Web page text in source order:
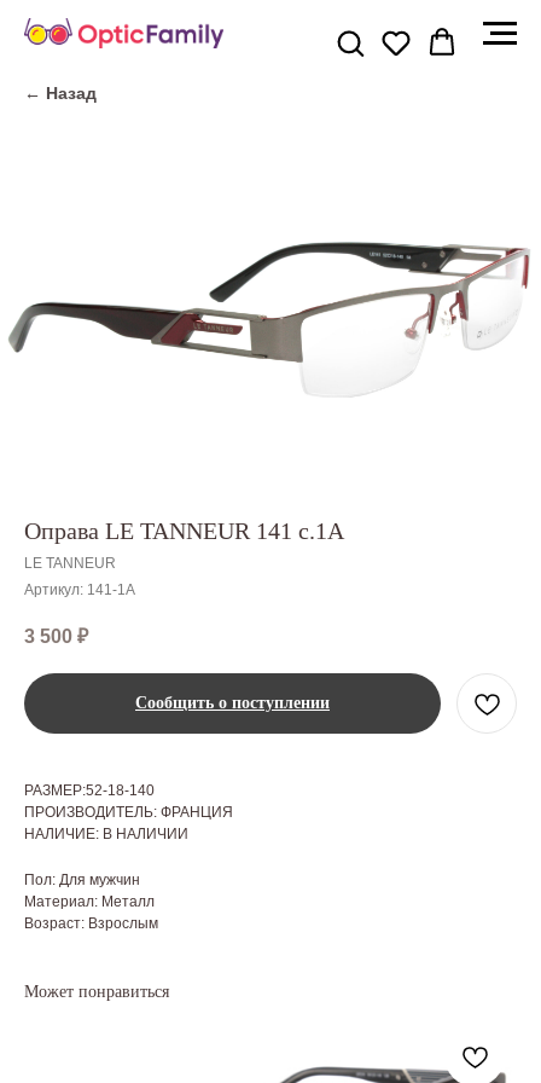
← Назад
Оправа LE TANNEUR 141 c.1A
LE TANNEUR
Артикул: 141-1A
3 500 ₽
Сообщить о поступлении
РАЗМЕР:52-18-140
ПРОИЗВОДИТЕЛЬ: ФРАНЦИЯ
НАЛИЧИЕ: В НАЛИЧИИ
Пол: Для мужчин
Материал: Металл
Возраст: Взрослым
Может понравиться